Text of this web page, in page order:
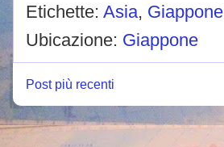
Etichette: Asia, Giappone
Ubicazione: Giappone
Post più recenti